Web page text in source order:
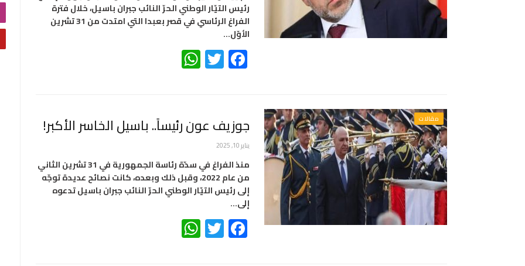
رئيس التيّار الوطني الحرّ النائب جبران باسيل، خلال فترة
الفراغ الرئاسي في قصر بعبدا التي امتدت من 31 تشرين
الأوّل…
Facebook
Twitter
مقالات جوزيف عون رئيساً.. باسيل الخاسر الأكبر!
يناير 10, 2025
منذ الفراغ في سدّة رئاسة الجمهورية في 31 تشرين الثاني
من عام 2022، وقبل ذلك وبعده، كانت نصائح عديدة توجّه
إلى رئيس التيّار الوطني الحرّ النائب جبران باسيل تدعوه
إلى…
Facebook
Twitter